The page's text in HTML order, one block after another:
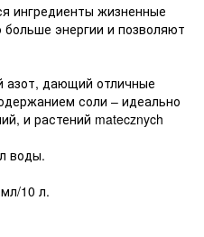
ингредиенты жизненные
энергии и позволяют
азот, дающий отличные
соли – идеально
и растений matecznych
воды.
10 л.